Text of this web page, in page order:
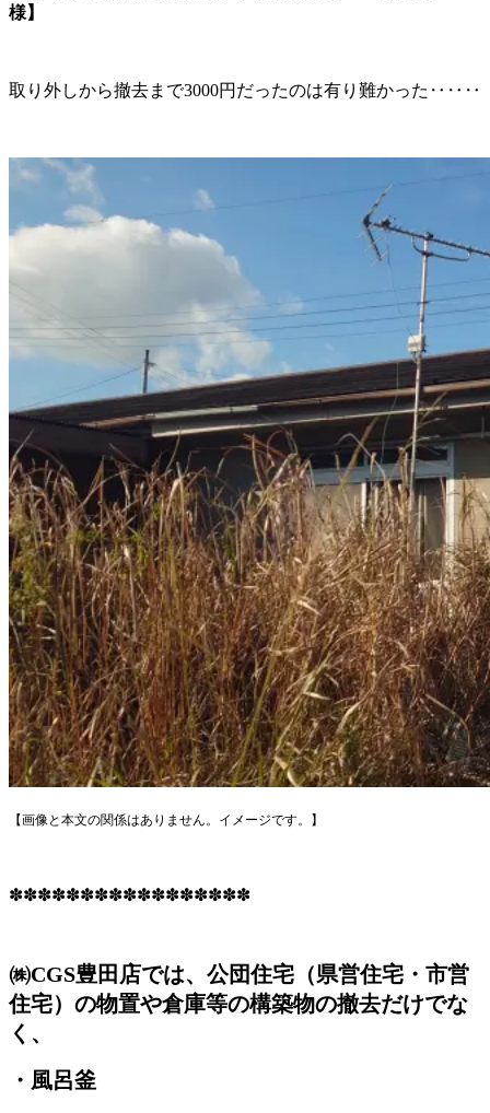
様】
取り外しから撤去まで3000円だったのは有り難かった‥‥‥
【画像と本文の関係はありません。イメージです。】
✽✽✽✽✽✽✽✽✽✽✽✽✽✽✽✽✽
㈱CGS豊田店では、公団住宅（県営住宅・市営
住宅）の物置や倉庫等の構築物の撤去だけでな
く、
・風呂釜